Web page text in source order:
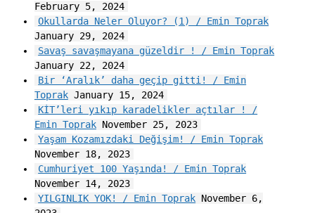
February 5, 2024
Okullarda Neler Oluyor? (1) / Emin Toprak
January 29, 2024
Savaş savaşmayana güzeldir ! / Emin Toprak
January 22, 2024
Bir ‘Aralık’ daha geçip gitti! / Emin
ToprakJanuary 15, 2024
KİT’leri yıkıp karadelikler açtılar ! /
Emin ToprakNovember 25, 2023
Yaşam Kozamızdaki Değişim! / Emin Toprak
November 18, 2023
Cumhuriyet 100 Yaşında! / Emin Toprak
November 14, 2023
YILGINLIK YOK! / Emin Toprak November 6,